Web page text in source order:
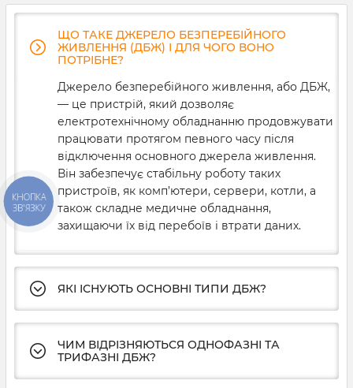
ЩО ТАКЕ ДЖЕРЕЛО БЕЗПЕРЕБІЙНОГО
ЖИВЛЕННЯ (ДБЖ) І ДЛЯ ЧОГО ВОНО
ПОТРІБНЕ?
Джерело безперебійного живлення, або ДБЖ,
— це пристрій, який дозволяє
електротехнічному обладнанню продовжувати
працювати протягом певного часу після
відключення основного джерела живлення.
Він забезпечує стабільну роботу таких
пристроїв, як комп’ютери, сервери, котли, а
також складне медичне обладнання,
захищаючи їх від перебоїв і втрати даних.
ЯКІ ІСНУЮТЬ ОСНОВНІ ТИПИ ДБЖ?
ЧИМ ВІДРІЗНЯЮТЬСЯ ОДНОФАЗНІ ТА
ТРИФАЗНІ ДБЖ?
КНОПКА
ЗВ'ЯЗКУ